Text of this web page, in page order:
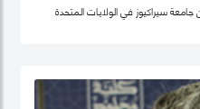
سيراكيوز في الولايات المتحدة
ليكهيد (كندا)، وجامعة ساوث باسيفيك
عمله في جامعة بروناي دار السلام،